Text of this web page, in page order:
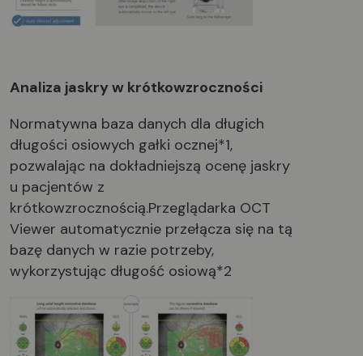
Analiza jaskry w krótkowzroczności
Normatywna baza danych dla długich
długości osiowych gałki ocznej*1,
pozwalając na dokładniejszą ocenę jaskry
u pacjentów z
krótkowzrocznością.Przeglądarka OCT
Viewer automatycznie przełącza się na tą
bazę danych w razie potrzeby,
wykorzystując długość osiową*2